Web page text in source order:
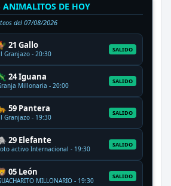
ANIMALITOS DE HOY
del07/08/2026
21 Gallo
Granjazo - 20:30
SALIDO
24 Iguana
Millonaria - 20:00
SALIDO
59 Pantera
Granjazo - 19:30
SALIDO
29 Elefante
activo Internacional - 19:30
SALIDO
05 León
MILLONARIO - 19:30
SALIDO